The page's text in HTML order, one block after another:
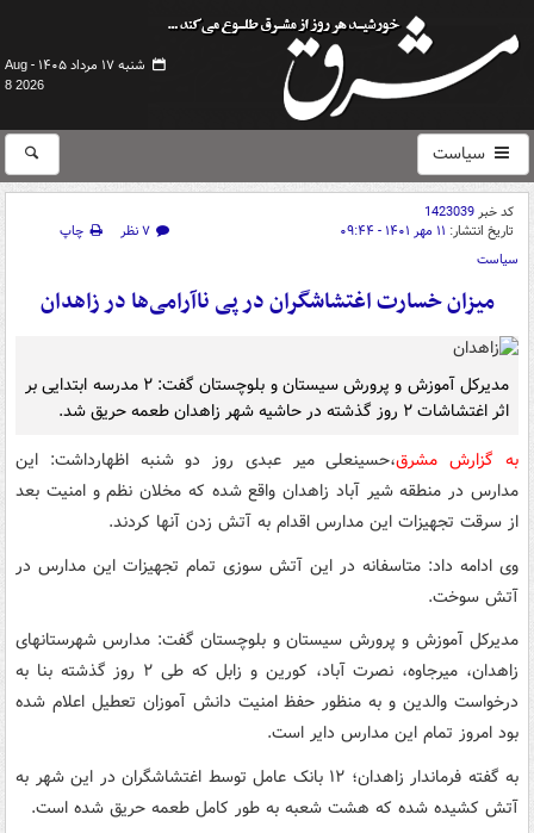
شنبه ۱۷ مرداد ۱۴۰۵ -
Aug
8 2026
سیاست
کد خبر1423039
تاریخ انتشار: ۱۱ مهر ۱۴۰۱ - ۰۹:۴۴ ۷ نظر
چاپ
سیاست
میزان خسارت اغتشاشگران در پی ناآرامی‌ها در زاهدان
مدیرکل آموزش و پرورش سیستان و بلوچستان گفت: ۲ مدرسه ابتدایی بر
اثر اغتشاشات ۲ روز گذشته در حاشیه شهر زاهدان طعمه حریق شد.
به گزارش مشرق،حسینعلی میر عبدی روز دو شنبه اظهارداشت: این
مدارس در منطقه شیر آباد زاهدان واقع شده که مخلان نظم و امنیت بعد
از سرقت تجهیزات این مدارس اقدام به آتش زدن آنها کردند.
وی ادامه داد: متاسفانه در این آتش سوزی تمام تجهیزات این مدارس در
آتش سوخت.
مدیرکل آموزش و پرورش سیستان و بلوچستان گفت: مدارس شهرستانهای
زاهدان، میرجاوه، نصرت آباد، کورین و زابل که طی ۲ روز گذشته بنا به
درخواست والدین و به منظور حفظ امنیت دانش آموزان تعطیل اعلام شده
بود امروز تمام این مدارس دایر است.
به گفته فرماندار زاهدان؛ ۱۲ بانک عامل توسط اغتشاشگران در این شهر به
آتش کشیده شده که هشت شعبه به طور کامل طعمه حریق شده است.